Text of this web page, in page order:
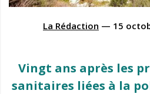
La Rédaction — 15
Vingt ans après les
sanitaires liées à la